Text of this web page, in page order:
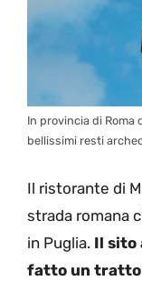
In provincia di Roma
bellissimi resti
Il ristorante di
strada romana
in Puglia. Il sito
fatto un tratto